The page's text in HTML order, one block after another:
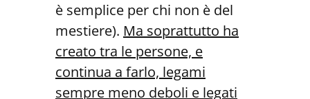
è semplice per chi non è del
mestiere). Ma soprattutto ha
creato tra le persone, e
continua a farlo, legami
sempre meno deboli e legati